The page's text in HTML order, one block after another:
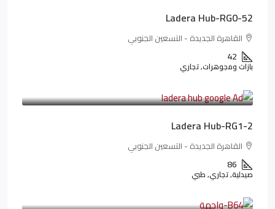
Ladera Hub-RG0-52
القاهرة الجديدة - التسعين الجنوبي
42
بازات ومجوهرات, تجاري
38,551,500LE
Ladera Hub-RG1-2
القاهرة الجديدة - التسعين الجنوبي
86
صيدلية, تجاري, طبي
3,125,000LE